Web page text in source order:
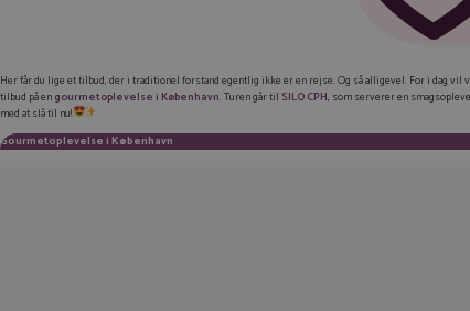
Her får du lige et tilbud, der i traditionel forstand egentlig ikke er en rejse. Og så alligevel. For i dag
tilbud på engourmetoplevelse i København. Turen går til SILO CPH, som serverer en
med at slå til nu!
Gourmetoplevelse i København